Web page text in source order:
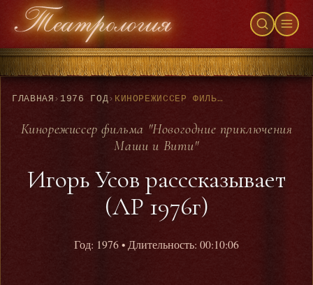
ГЛАВНАЯ › 1976 ГОД› КИНОРЕЖИССЕР ФИЛЬМА "НОВОГОДНИЕ ПРИКЛЮЧЕНИЯ МАШИ И ВИТИ" - ИГОРЬ УСОВ РАСССКАЗЫВАЕТ (ЛР 1976Г)
Кинорежиссер фильма "Новогодние приключения
Маши и Вити"
Игорь Усов расссказывает
(ЛР 1976г)
Год: 1976• Длительность: 00:10:06